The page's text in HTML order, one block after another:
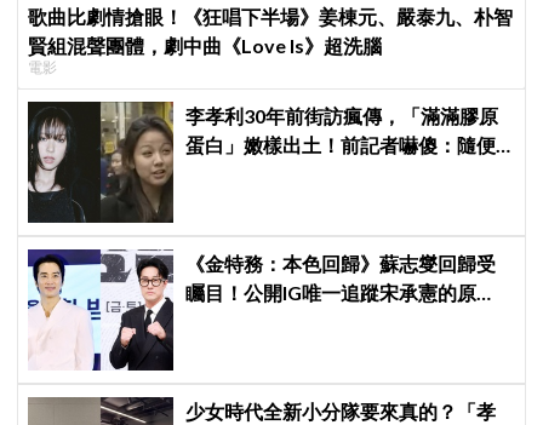
歌曲比劇情搶眼！《狂唱下半場》姜棟元、嚴泰九、朴智
賢組混聲團體，劇中曲《Love Is》超洗腦
電影
李孝利30年前街訪瘋傳，「滿滿膠原
蛋白」嫩樣出土！前記者嚇傻：隨便
《金特務：本色回歸》蘇志燮回歸受
矚目！公開IG唯一追蹤宋承憲的原
少女時代全新小分隊要來真的？「孝